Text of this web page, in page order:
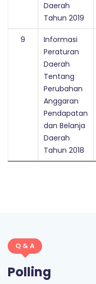
Daerah
Tahun 2019
9
Informasi
Peraturan
Daerah
Tentang
Perubahan
Anggaran
Pendapatan
dan Belanja
Daerah
Tahun 2018
Q & A
Polling